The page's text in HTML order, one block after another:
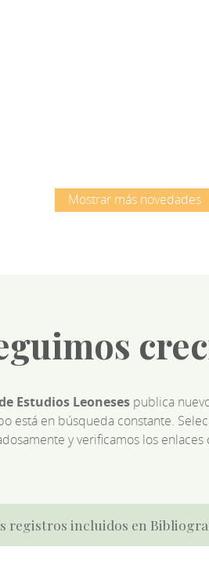
Mostrar más novedades
Estudios Leonesespublica
está en búsqueda constante.
y verificamos los
registros incluidos en